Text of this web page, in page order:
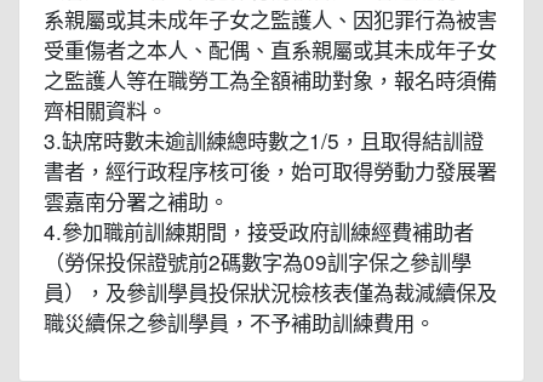
系親屬或其未成年子女之監護人、因犯罪行為被害
受重傷者之本人、配偶、直系親屬或其未成年子女
之監護人等在職勞工為全額補助對象，報名時須備
齊相關資料。
3.缺席時數未逾訓練總時數之1/5，且取得結訓證
書者，經行政程序核可後，始可取得勞動力發展署
雲嘉南分署之補助。
4.參加職前訓練期間，接受政府訓練經費補助者
（勞保投保證號前2碼數字為09訓字保之參訓學
員），及參訓學員投保狀況檢核表僅為裁減續保及
職災續保之參訓學員，不予補助訓練費用。